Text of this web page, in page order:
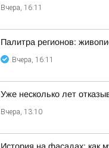
Вчера, 16:11
Палитра регионов:
Вчера, 16:11
Уже несколько лет
Вчера, 13:10